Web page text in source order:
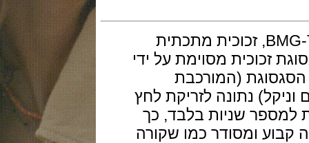
גוף השעון בגימור מוברש עשוי BMG-TECH, זכוכית מתכתית
מסוימת על ידי
(המורכבת
נתונה לזריקת לחץ
שניות בלבד, כך
ומסודר כמו שקורה